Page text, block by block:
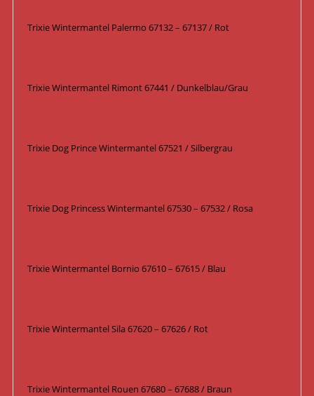
Trixie Wintermantel Palermo 67132 – 67137 / Rot
Trixie Wintermantel Rimont 67441 / Dunkelblau/Grau
Trixie Dog Prince Wintermantel 67521 / Silbergrau
Trixie Dog Princess Wintermantel 67530 – 67532 / Rosa
Trixie Wintermantel Bornio 67610 – 67615 / Blau
Trixie Wintermantel Sila 67620 – 67626 / Rot
Trixie Wintermantel Rouen 67680 – 67688 / Braun